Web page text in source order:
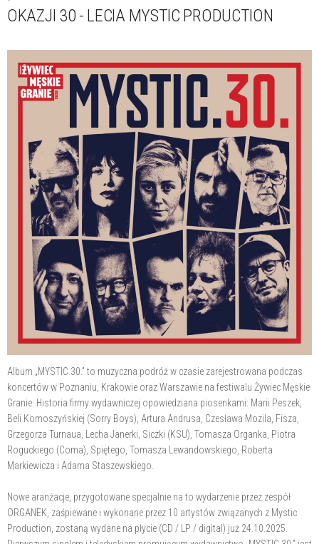
OKAZJI 30 - LECIA MYSTIC PRODUCTION
Album „MYSTIC.30.” to muzyczna podróż w czasie zarejestrowana podczas
koncertów w Poznaniu, Krakowie oraz Warszawie na festiwalu Żywiec Męskie
Granie. Historia firmy wydawniczej opowiedziana piosenkami: Marii Peszek,
Beli Komoszyńskiej (Sorry Boys), Artura Andrusa, Czesława Mozila, Fisza,
Grzegorza Turnaua, Lecha Janerki, Siczki (KSU), Tomasza Organka, Piotra
Roguckiego (Coma), Spiętego, Tomasza Lewandowskiego, Roberta
Markiewicza i Adama Staszewskiego.
Nowe aranżacje, przygotowane specjalnie na to wydarzenie przez zespół
ORGANEK, zaśpiewane i wykonane przez 10 artystów związanych z Mystic
Production, zostaną wydane na płycie (CD / LP / digital) już 24.10.2025.